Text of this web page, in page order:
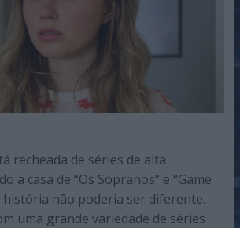
recheada de séries de alta
a casa de “Os Sopranos” e “Game
história não poderia ser diferente.
uma grande variedade de séries